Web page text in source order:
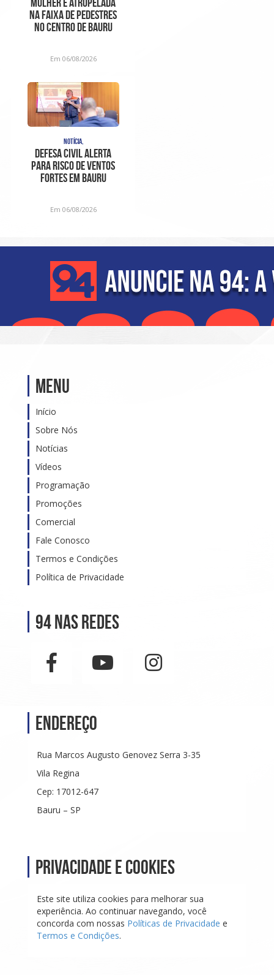
na faixa de pedestres
no Centro de Bauru
Em 06/08/2026
NOTÍCIA,
Defesa Civil alerta
para risco de ventos
fortes em Bauru
Em 06/08/2026
Menu
Início
Sobre Nós
Notícias
Vídeos
Programação
Promoções
Comercial
Fale Conosco
Termos e Condições
Política de Privacidade
94 nas Redes
Endereço
Rua Marcos Augusto Genovez Serra 3-35
Vila Regina
Cep: 17012-647
Bauru – SP
Privacidade e Cookies
Este site utiliza cookies para melhorar sua
experiência. Ao continuar navegando, você
concorda com nossas Políticas de Privacidade e
Termos e Condições.